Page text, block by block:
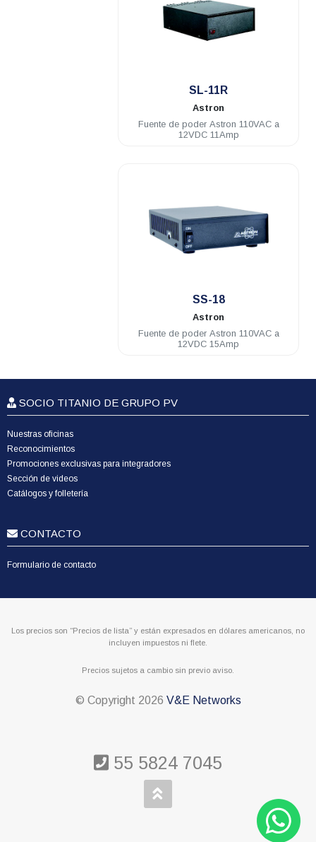
SL-11R
Astron
Fuente de poder Astron 110VAC a
12VDC 11Amp
SS-18
Astron
Fuente de poder Astron 110VAC a
12VDC 15Amp
SOCIO TITANIO DE GRUPO PV
Nuestras oficinas
Reconocimientos
Promociones exclusivas para integradores
Sección de videos
Catálogos y folletería
CONTACTO
Formulario de contacto
Los precios son “Precios de lista” y están expresados en dólares americanos, no
incluyen impuestos ni flete.
Precios sujetos a cambio sin previo aviso.
© Copyright 2026 V&E Networks
55 5824 7045